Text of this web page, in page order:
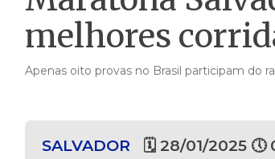
melhores
Apenas oito provas no Brasil participam do
SALVADOR 🗓 28/01/2025 🕔